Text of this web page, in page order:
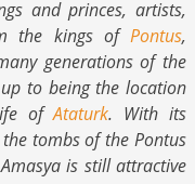
and princes, artists,
the kings of Pontus,
generations of the
to being the location
ofAtaturk. With its
tombs of the Pontus
is still attractive